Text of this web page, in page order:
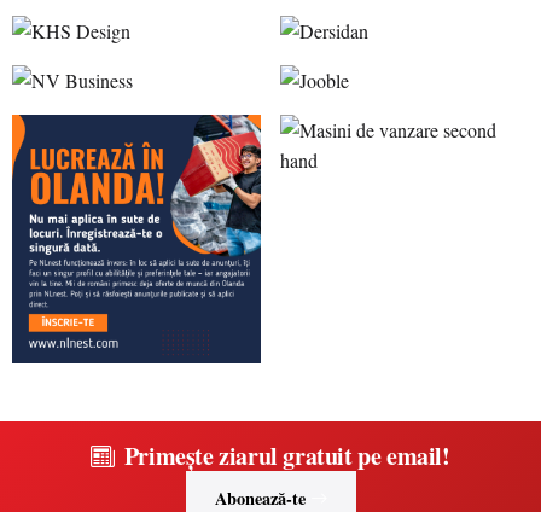
Primește ziarul gratuit pe email!
Abonează-te